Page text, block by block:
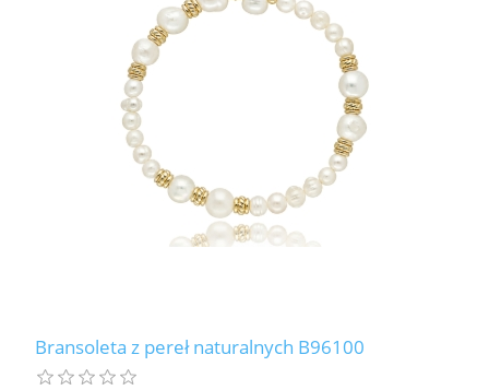
Bransoleta z pereł naturalnych B96100